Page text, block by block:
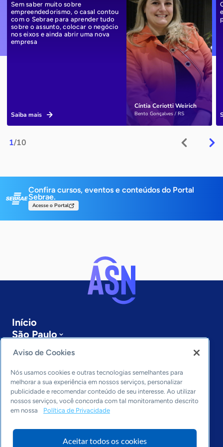
1/10
Cíntia Ceriotti Weirich
Bento Gonçalves / RS
Sem saber muito sobre
empreendedorismo, o casal contou
com o Sebrae para aprender tudo
sobre o assunto, colocar o negócio
nos eixos e ainda abrir uma nova
empresa
Saiba mais
Confira cursos, eventos e conteúdos do Portal
Sebrae.
Acesse o Portal
Início
São Paulo
Sobre a ASN
Últimas notícias
Entre em contato
Editorias
Economia & Política
Inovação & Tecnologia
Cultura empreendedora
Aviso de Cookies
Nós usamos cookies e outras tecnologias semelhantes para
melhorar a sua experiência em nossos serviços, personalizar
publicidade e recomendar conteúdo de seu interesse. Ao utilizar
nossos serviços, você concorda com tal monitoramento descrito
em nossa
Política de Privacidade
Aceitar todos os cookies